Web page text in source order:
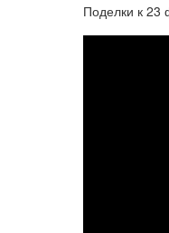
Поделки к 23